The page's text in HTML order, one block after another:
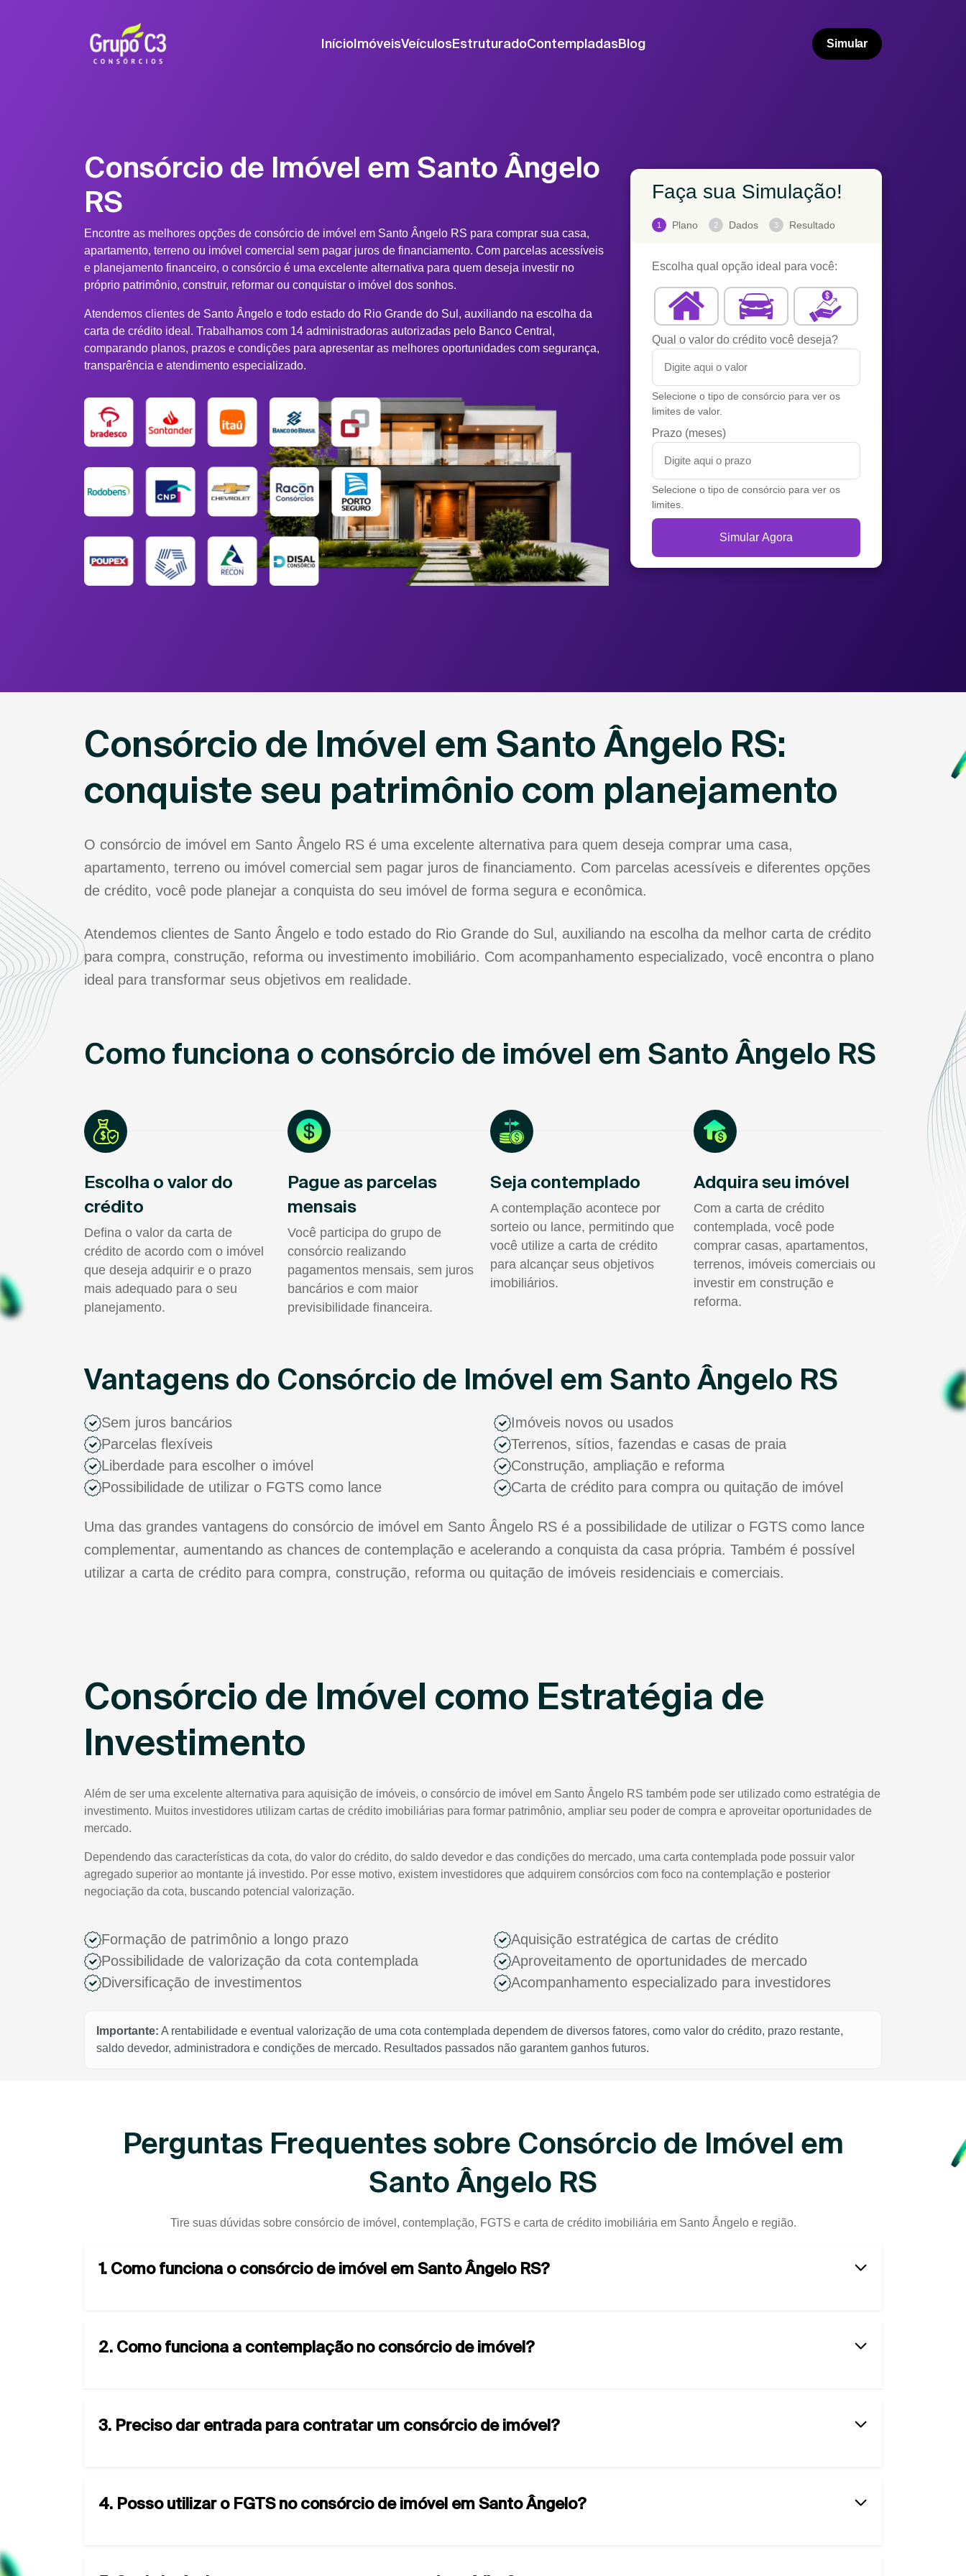
InícioImóveisVeículosEstruturadoContempladasBlog Simular
Consórcio de Imóvel em Santo Ângelo
RS
Encontre as melhores opções de consórcio de imóvel em Santo Ângelo RS para comprar sua casa,
apartamento, terreno ou imóvel comercial sem pagar juros de financiamento. Com parcelas acessíveis
e planejamento financeiro, o consórcio é uma excelente alternativa para quem deseja investir no
próprio patrimônio, construir, reformar ou conquistar o imóvel dos sonhos.
Atendemos clientes de Santo Ângelo e todo estado do Rio Grande do Sul, auxiliando na escolha da
carta de crédito ideal. Trabalhamos com 14 administradoras autorizadas pelo Banco Central,
comparando planos, prazos e condições para apresentar as melhores oportunidades com segurança,
transparência e atendimento especializado.
Faça sua Simulação!
1 Plano 2 Dados 3 Resultado
Escolha qual opção ideal para você:
Qual o valor do crédito você deseja?
Selecione o tipo de consórcio para ver os
limites de valor.
Prazo (meses)
Selecione o tipo de consórcio para ver os
limites.
Simular Agora
Consórcio de Imóvel em Santo Ângelo RS:
conquiste seu patrimônio com planejamento
O consórcio de imóvel em Santo Ângelo RS é uma excelente alternativa para quem deseja comprar uma casa,
apartamento, terreno ou imóvel comercial sem pagar juros de financiamento. Com parcelas acessíveis e diferentes opções
de crédito, você pode planejar a conquista do seu imóvel de forma segura e econômica.
Atendemos clientes de Santo Ângelo e todo estado do Rio Grande do Sul, auxiliando na escolha da melhor carta de crédito
para compra, construção, reforma ou investimento imobiliário. Com acompanhamento especializado, você encontra o plano
ideal para transformar seus objetivos em realidade.
Como funciona o consórcio de imóvel em Santo Ângelo RS
Escolha o valor do
crédito
Defina o valor da carta de
crédito de acordo com o imóvel
que deseja adquirir e o prazo
mais adequado para o seu
planejamento.
Pague as parcelas
mensais
Você participa do grupo de
consórcio realizando
pagamentos mensais, sem juros
bancários e com maior
previsibilidade financeira.
Seja contemplado
A contemplação acontece por
sorteio ou lance, permitindo que
você utilize a carta de crédito
para alcançar seus objetivos
imobiliários.
Adquira seu imóvel
Com a carta de crédito
contemplada, você pode
comprar casas, apartamentos,
terrenos, imóveis comerciais ou
investir em construção e
reforma.
Vantagens do Consórcio de Imóvel em Santo Ângelo RS
Sem juros bancários
Parcelas flexíveis
Liberdade para escolher o imóvel
Possibilidade de utilizar o FGTS como lance
Imóveis novos ou usados
Terrenos, sítios, fazendas e casas de praia
Construção, ampliação e reforma
Carta de crédito para compra ou quitação de imóvel
Uma das grandes vantagens do consórcio de imóvel em Santo Ângelo RS é a possibilidade de utilizar o FGTS como lance
complementar, aumentando as chances de contemplação e acelerando a conquista da casa própria. Também é possível
utilizar a carta de crédito para compra, construção, reforma ou quitação de imóveis residenciais e comerciais.
Consórcio de Imóvel como Estratégia de
Investimento
Além de ser uma excelente alternativa para aquisição de imóveis, o consórcio de imóvel em Santo Ângelo RS também pode ser utilizado como estratégia de
investimento. Muitos investidores utilizam cartas de crédito imobiliárias para formar patrimônio, ampliar seu poder de compra e aproveitar oportunidades de
mercado.
Dependendo das características da cota, do valor do crédito, do saldo devedor e das condições do mercado, uma carta contemplada pode possuir valor
agregado superior ao montante já investido. Por esse motivo, existem investidores que adquirem consórcios com foco na contemplação e posterior
negociação da cota, buscando potencial valorização.
Formação de patrimônio a longo prazo
Possibilidade de valorização da cota contemplada
Diversificação de investimentos
Aquisição estratégica de cartas de crédito
Aproveitamento de oportunidades de mercado
Acompanhamento especializado para investidores
Importante: A rentabilidade e eventual valorização de uma cota contemplada dependem de diversos fatores, como valor do crédito, prazo restante,
saldo devedor, administradora e condições de mercado. Resultados passados não garantem ganhos futuros.
Perguntas Frequentes sobre Consórcio de Imóvel em
Santo Ângelo RS
Tire suas dúvidas sobre consórcio de imóvel, contemplação, FGTS e carta de crédito imobiliária em Santo Ângelo e região.
1. Como funciona o consórcio de imóvel em Santo Ângelo RS?
2. Como funciona a contemplação no consórcio de imóvel?
3. Preciso dar entrada para contratar um consórcio de imóvel?
4. Posso utilizar o FGTS no consórcio de imóvel em Santo Ângelo?